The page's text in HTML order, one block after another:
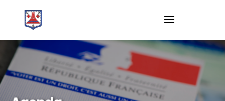
content